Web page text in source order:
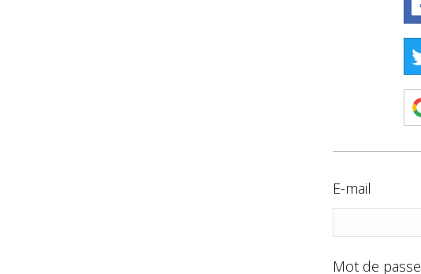
E-mail
Mot de passe